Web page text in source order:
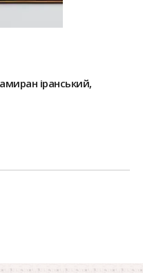
іранський,